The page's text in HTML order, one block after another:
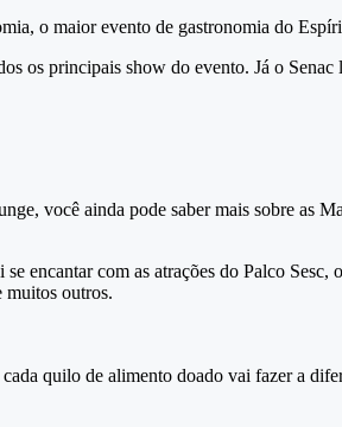
o maior evento de gastronomia do
os principais show do evento. Já o
você ainda pode saber mais sobre as
encantar com as atrações do Palco
outros.
quilo de alimento doado vai fazer a